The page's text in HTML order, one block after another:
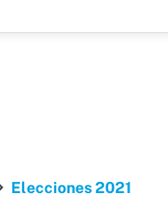
Elecciones 2021